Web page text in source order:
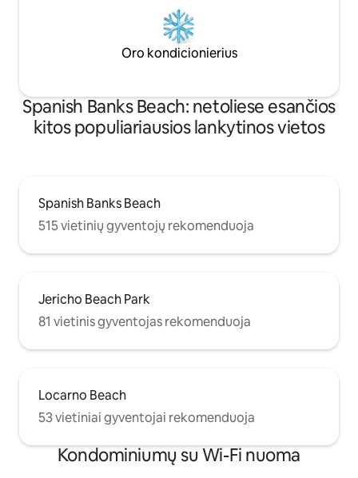
Oro kondicionierius
Spanish Banks Beach: netoliese esančios
kitos populiariausios lankytinos vietos
Spanish Banks Beach
515 vietinių gyventojų rekomenduoja
Jericho Beach Park
81 vietinis gyventojas rekomenduoja
Locarno Beach
53 vietiniai gyventojai rekomenduoja
Kondominiumų su Wi-Fi nuoma